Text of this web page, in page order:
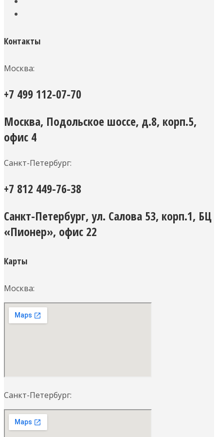
Контакты
Москва:
+7 499 112-07-70
Москва, Подольское шоссе, д.8, корп.5,
офис 4
Санкт-Петербург:
+7 812 449-76-38
Санкт-Петербург, ул. Салова 53, корп.1, БЦ
«Пионер», офис 22
Карты
Москва:
Санкт-Петербург: